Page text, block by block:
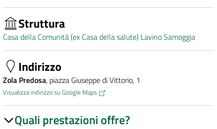
Struttura
Casa della Comunità (ex Casa della salute) Lavino Samoggia
Indirizzo
Zola Predosa, piazza Giuseppe di Vittorio, 1
Visualizza indirizzo su Google Maps
Quali prestazioni offre?